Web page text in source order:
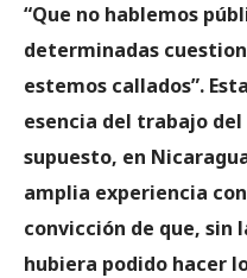
“Que no hablemos
determinadas
estemos callados”.
esencia del trabajo del
supuesto, en
amplia experiencia
convicción de que, sin
hubiera podido hacer